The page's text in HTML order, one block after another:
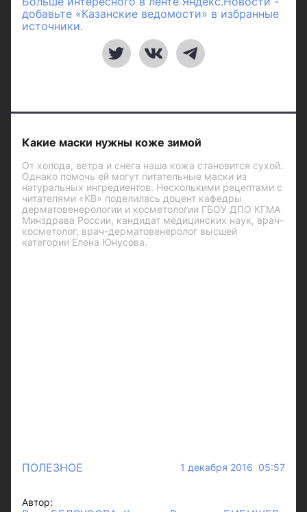
добавьте «Казанские ведомости» в избранные
источники.
Какие маски нужны коже зимой
От холода, ветра и снега наша кожа становится сухой.
Однако помочь ей могут питательные маски из
натуральных ингредиентов. Несколькими рецептами с
читателями «КВ» поделилась доцент кафедры
дерматовенерологии и косметологии ГБОУ ДПО КГМА
Минздрава России, кандидат медицинских наук, врач-
косметолог, врач-дерматовенеролог высшей
категории Елена Юнусова.
ПОЛЕЗНОЕ 1 декабря 2016 05:57
Автор: